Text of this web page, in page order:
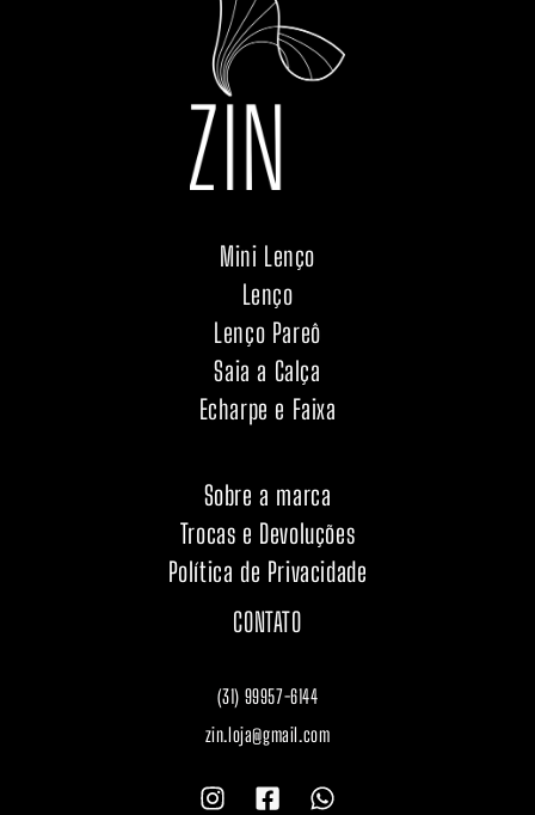
Mini Lenço
Lenço
Lenço Pareô
Saia a Calça
Echarpe e Faixa
Sobre a marca
Trocas e Devoluções
Política de Privacidade
CONTATO
(31) 99957-6144
zin.loja@gmail.com